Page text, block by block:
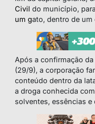
Civil do município,
um gato, dentro de um
Após a confirmação
(29/9), a corporação
conteúdo dentro da
a droga conhecida
solventes, essências e